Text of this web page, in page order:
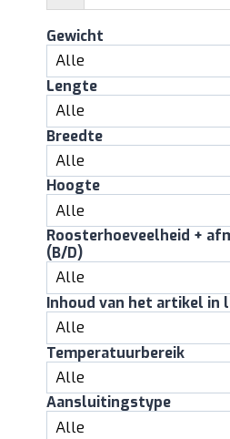
Gewicht
Lengte
Breedte
Hoogte
Roosterhoeveelheid +
(B/D)
Inhoud van het artikel in
Temperatuurbereik
Aansluitingstype